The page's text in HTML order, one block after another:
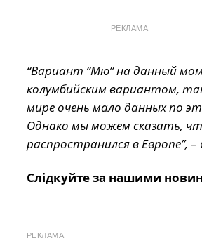
РЕКЛАМА
“Вариант “Мю” на данный
колумбийским вариантом,
мире очень мало данных по
Однако мы можем сказать,
распространился в Европе”, –
Слідкуйте за нашими
РЕКЛАМА